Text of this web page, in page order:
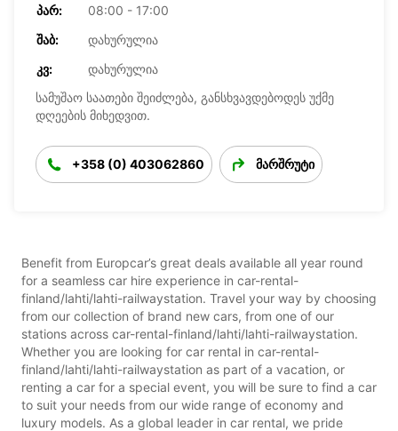
ᲞᲐᲠ:
08:00 - 17:00
ᲨᲐᲑ:
დახურულია
ᲙᲕ:
დახურულია
სამუშაო საათები შეიძლება, განსხვავდებოდეს უქმე
დღეების მიხედვით.
+358 (0) 403062860 მარშრუტი
Benefit from Europcar’s great deals available all year round
for a seamless car hire experience in car-rental-
finland/lahti/lahti-railwaystation. Travel your way by choosing
from our collection of brand new cars, from one of our
stations across car-rental-finland/lahti/lahti-railwaystation.
Whether you are looking for car rental in car-rental-
finland/lahti/lahti-railwaystation as part of a vacation, or
renting a car for a special event, you will be sure to find a car
to suit your needs from our wide range of economy and
luxury models. As a global leader in car rental, we pride